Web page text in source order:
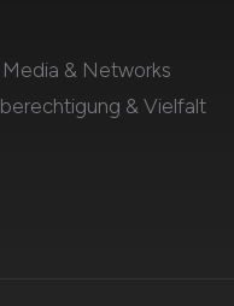
Media & Networks
& Vielfalt